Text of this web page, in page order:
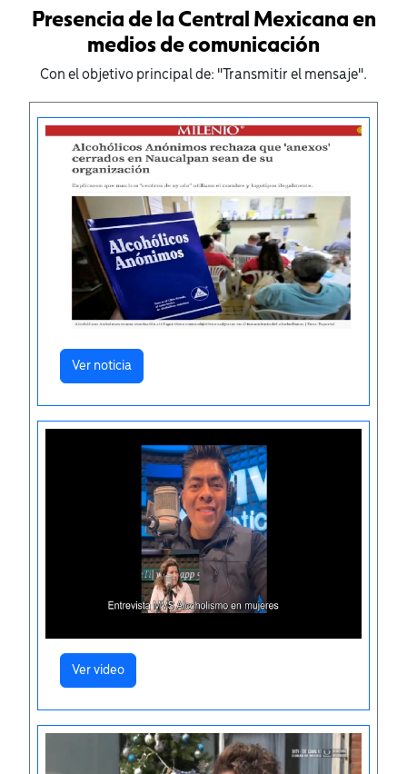
Presencia de la Central Mexicana en
medios de comunicación
Con el objetivo principal de: "Transmitir el mensaje".
Ver noticia
Ver video